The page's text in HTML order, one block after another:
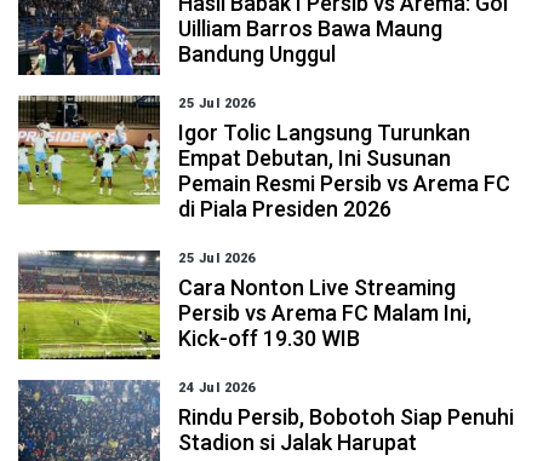
Uilliam Barros Bawa Maung
Bandung Unggul
25 Jul 2026
Igor Tolic Langsung Turunkan
Empat Debutan, Ini Susunan
Pemain Resmi Persib vs Arema FC
di Piala Presiden 2026
25 Jul 2026
Cara Nonton Live Streaming
Persib vs Arema FC Malam Ini,
Kick-off 19.30 WIB
24 Jul 2026
Rindu Persib, Bobotoh Siap Penuhi
Stadion si Jalak Harupat